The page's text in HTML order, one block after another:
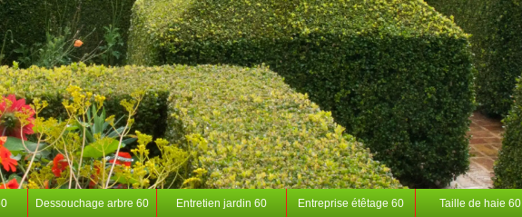
Dessouchage arbre 60 Entretien jardin 60 Entreprise étêtage 60 Taille de haie 60